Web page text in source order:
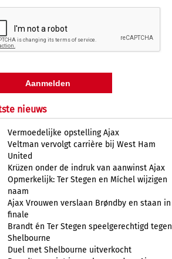
nieuws
Vermoedelijke opstelling Ajax
Veltman vervolgt carrière bij West Ham
United
Krüzen onder de indruk van aanwinst Ajax
Opmerkelijk: Ter Stegen en Míchel wijzigen
naam
Ajax Vrouwen verslaan Brøndby en staan in
finale
Brandt én Ter Stegen speelgerechtigd tegen
Shelbourne
Duel met Shelbourne uitverkocht